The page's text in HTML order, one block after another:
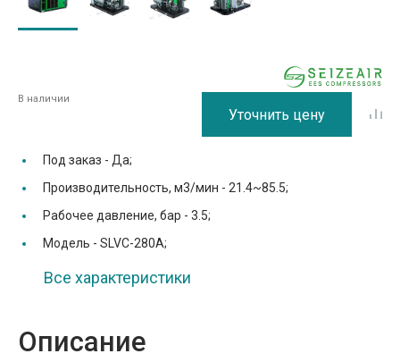
В наличии
Уточнить цену
Под заказ - Да;
Производительность, м3/мин - 21.4~85.5;
Рабочее давление, бар - 3.5;
Модель - SLVC-280A;
Все характеристики
Описание